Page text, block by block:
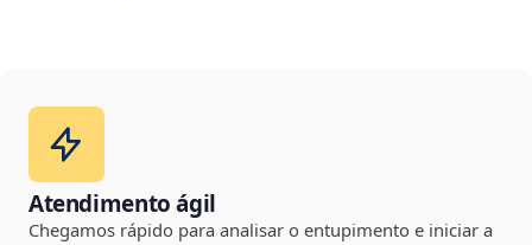
Atendimento ágil
Chegamos rápido para analisar o entupimento e iniciar a